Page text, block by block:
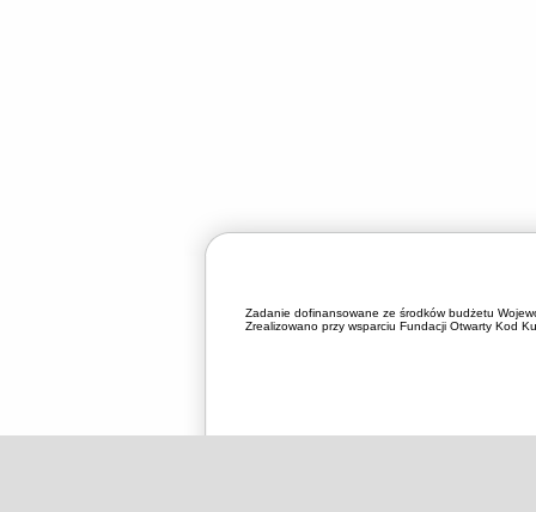
Zadanie dofinansowane ze środków budżetu
Zrealizowano przy wsparciu Fundacji Otwarty Kod